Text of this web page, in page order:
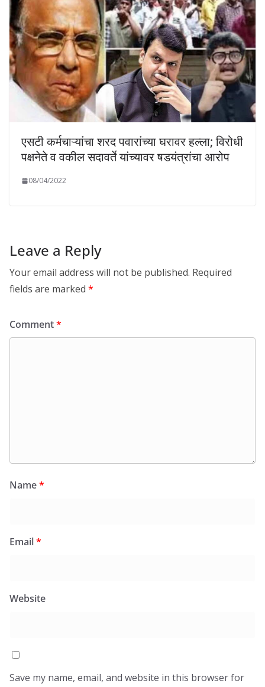
एसटी कर्मचाऱ्यांचा शरद पवारांच्या घरावर हल्ला; विरोधी
पक्षनेते व वकील सदावर्ते यांच्यावर षडयंत्रांचा आरोप
08/04/2022
Leave a Reply
Your email address will not be published. Required
fields are marked *
Comment*
Name*
Email*
Website
Save my name, email, and website in this browser for